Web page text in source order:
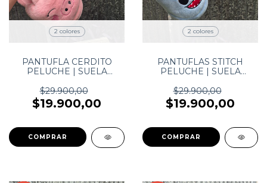
2 colores
PANTUFLA CERDITO
PELUCHE | SUELA
$29.900,00
$19.900,00
COMPRAR
2 colores
PANTUFLAS STITCH
PELUCHE | SUELA
$29.900,00
$19.900,00
COMPRAR